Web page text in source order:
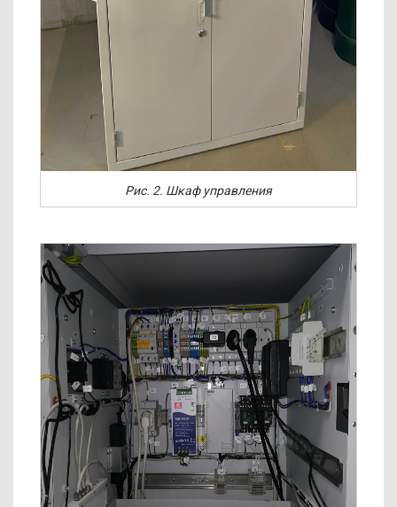
Рис. 2. Шкаф управления